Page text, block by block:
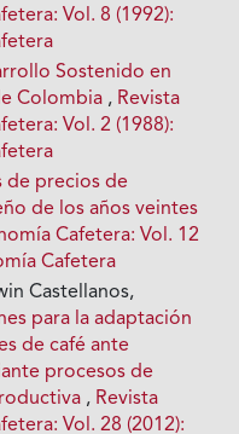
Vol. 8 (1992):
Sostenido en
Colombia , Revista
Vol. 2 (1988):
de precios de
de los años veintes
Cafetera: Vol. 12
Cafetera
Castellanos,
para la adaptación
de café ante
procesos de
, Revista
Vol. 28 (2012):